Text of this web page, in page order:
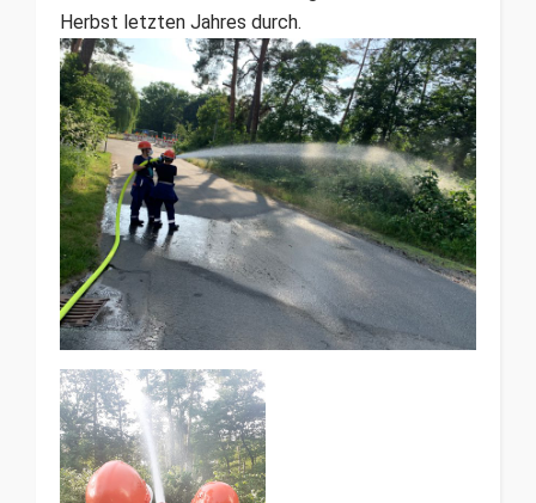
Herbst letzten Jahres durch.